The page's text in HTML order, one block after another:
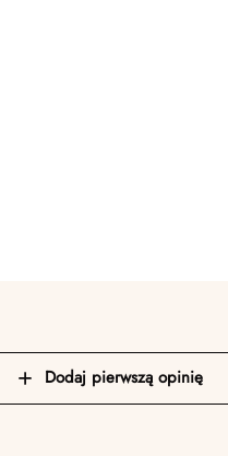
Dodaj pierwszą opinię